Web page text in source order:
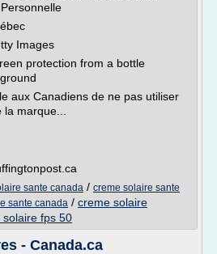
Images
protection from a bottle
aux Canadiens de ne pas utiliser
marque...
sante canada / creme solaire sante
sante canada / creme solaire
solaire fps 50
- Canada.ca